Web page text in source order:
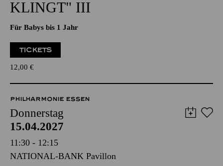
PHILHARMONIE ENTDECKEN · BABYKONZERT
"HÖR MAL, WIE DAS
Für Babys bis 1 Jahr
12,00€
PHILHARMONIE ESSEN
Donnerstag
15.04.2027